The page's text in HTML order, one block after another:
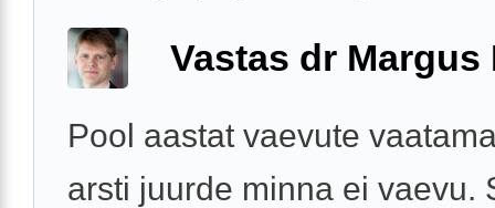
Vastas dr Margus
Pool aastat vaevute
arsti juurde minna ei vaevu.